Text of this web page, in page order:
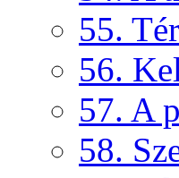
55.
56.
57. A
58.